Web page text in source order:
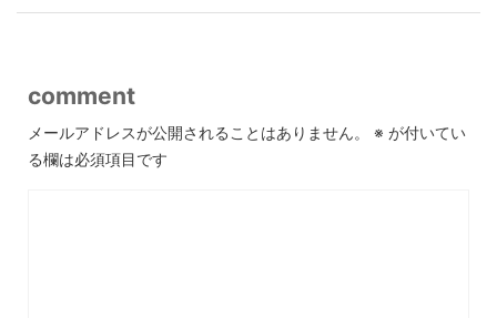
comment
メールアドレスが公開されることはありません。 ※ が付いてい
る欄は必須項目です